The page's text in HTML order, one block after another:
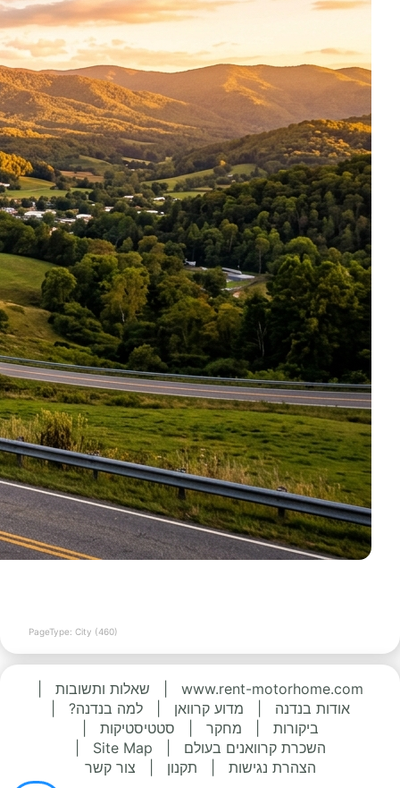
PageType: City (460)
www.rent-motorhome.com שאלות ותשובות
אודות בנדנה
מדוע קרוואן למה בנדנה?
ביקורות
מחקר סטטיסטיקות
השכרת קרוואנים בעולם
Site Map
הצהרת נגישות
תקנון צור קשר